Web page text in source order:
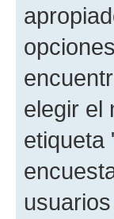
elegir el
etiqueta